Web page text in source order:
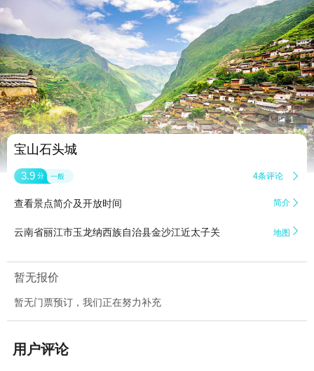
 1
宝山石头城
3.9 分 一般 4条评论 
查看景点简介及开放时间 简介 
云南省丽江市玉龙纳西族自治县金沙江近太子关 地图 
暂无报价
暂无门票预订，我们正在努力补充
用户评论
